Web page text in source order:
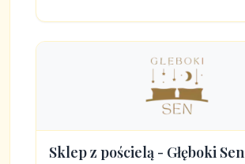
Sklep z pościelą - Głęboki Sen